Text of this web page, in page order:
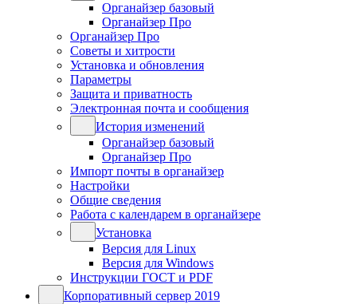
Органайзер базовый
Органайзер Про
Органайзер Про
Советы и хитрости
Установка и обновления
Параметры
Защита и приватность
Электронная почта и сообщения
История изменений
Органайзер базовый
Органайзер Про
Импорт почты в органайзер
Настройки
Общие сведения
Работа с календарем в органайзере
Установка
Версия для Linux
Версия для Windows
Инструкции ГОСТ и PDF
Корпоративный сервер 2019